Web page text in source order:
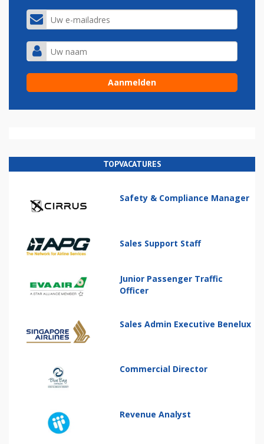
TOPVACATURES
Safety & Compliance Manager
Sales Support Staff
Junior Passenger Traffic
Officer
Sales Admin Executive Benelux
Commercial Director
Revenue Analyst